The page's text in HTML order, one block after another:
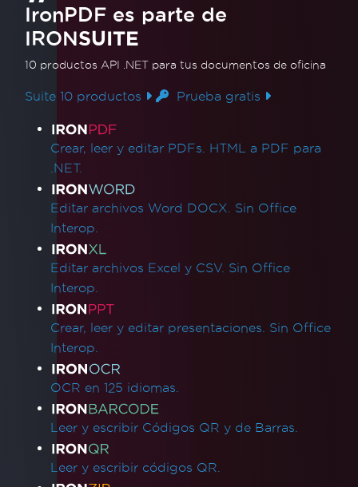
IronPDF es parte de
IRONSUITE
10 productos API .NET para tus documentos de oficina
Suite 10 productos Prueba gratis
Enlaces de productos
Crear, leer y editar PDFs. HTML a PDF para
.NET.
Editar archivos Word DOCX. Sin Office
Interop.
Editar archivos Excel y CSV. Sin Office
Interop.
Crear, leer y editar presentaciones. Sin Office
Interop.
OCR en 125 idiomas.
Leer y escribir Códigos QR y de Barras.
Leer y escribir códigos QR.